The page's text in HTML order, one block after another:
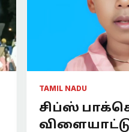
TAMIL NADU
சிப்ஸ்